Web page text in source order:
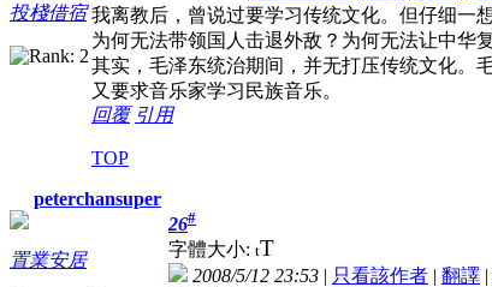
投棧借宿 我离教后，曾说过要学习传统文化。但仔细一
为何无法带领国人击退外敌？为何无法让中华
其实，毛泽东统治期间，并无打压传统文化。
又要求音乐家学习民族音乐。
回覆 引用
TOP
peterchansuper
置業安居
26#
字體大小: tT
2008/5/12 23:53 | 只看該作者 | 翻譯 |